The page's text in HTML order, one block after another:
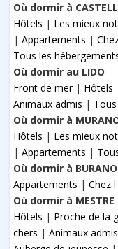
Où dormir à
Hôtels | Les mieux
| Appartements |
Tous les
Où dormir au LIDO
Front de mer| Hôtels
Animaux admis |
Où dormir à
Hôtels | Les mieux
| Appartements |
Où dormir à BURANO
Appartements | Chez
Où dormir à MESTRE
Hôtels | Proche de la
chers | Animaux admis